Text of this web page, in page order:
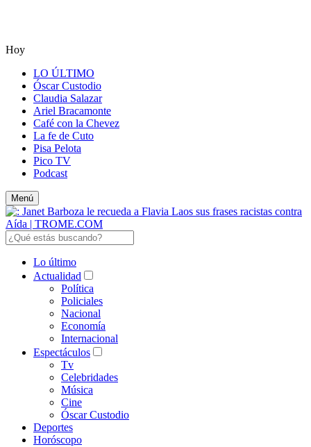
Hoy
LO ÚLTIMO
Óscar Custodio
Claudia Salazar
Ariel Bracamonte
Café con la Chevez
La fe de Cuto
Pisa Pelota
Pico TV
Podcast
Menú
Lo último
Actualidad
Política
Policiales
Nacional
Economía
Internacional
Espectáculos
Tv
Celebridades
Música
Cine
Óscar Custodio
Deportes
Horóscopo